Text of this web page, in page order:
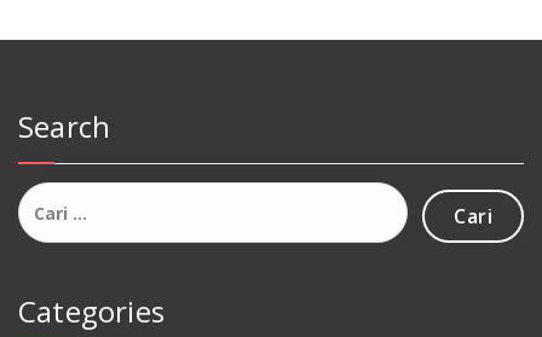
Search
Cari
untuk:
Categories